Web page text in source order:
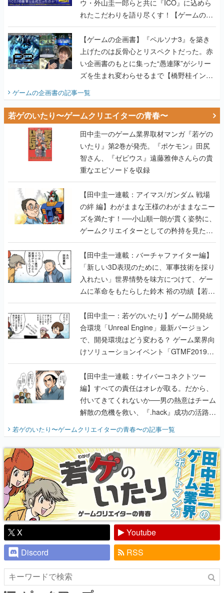
ウ・外山圭一郎らと共に『ICO』に込めら
れたこだわりを語り尽くす！【ゲームの企
画書】
【ゲームの企画書】『ペルソナ3』を築き
上げたのは反骨心とリスペクトだった。赤
い企画書のもとに集った“愚連隊”がシリー
ズを生まれ変わらせるまで【橋野桂インタ
ゲームの企画書の記事一覧
若ゲのいたり〜ゲームクリエイターの青春〜
田中圭一のゲーム業界取材マンガ『若ゲの
いたり』第2巻が発売。『ポケモン』田尻
智さん、『ゼビウス』遠藤雅伸さんらの貴
重なエピソードを収録
【田中圭一連載：アイマス/ガンダム 戦場
の絆 編】わがままな王様のわがままなニー
ズを満たす！──小山順一朗が貫く姿勢に、
ゲームクリエイターとしての矜持を見た
【若ゲのいたり最終回】
【田中圭一連載：バーチャファイター編】
「新しい3D表現のために、軍事技術を採り
入れたい」世界情勢を味方につけて、ゲー
ムに革命をもたらした鈴木 裕の功績【若ゲ
のいたり】
【田中圭一：若ゲのいたり】ゲーム開発統
合環境「Unreal Engine」最新バージョン
で、開発環境はどう変わる？ ゲーム業界向
けソリューションイベント「GTMF2019」
に行って、より理解を深めよう【PR】
【田中圭一連載：サイバーコネクトツー
編】すべての責任はオレが取る。だから、
付いてきてくれないか──男の熱意はチーム
解散の危機を救い、『.hack』成功の活路を
『少年ジャンプ』色だった【若ゲのいた
り】
若ゲのいたり〜ゲームクリエイターの青春〜の記事一覧
X
Youtube
Discord
RSS